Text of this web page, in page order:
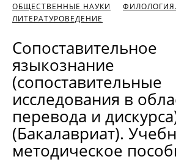
ОБЩЕСТВЕННЫЕ НАУКИ
ФИЛОЛОГИЯ.
ЛИТЕРАТУРОВЕДЕНИЕ
Сопоставительное
языкознание
(сопоставительные
исследования в
перевода и
(Бакалавриат).
методическое